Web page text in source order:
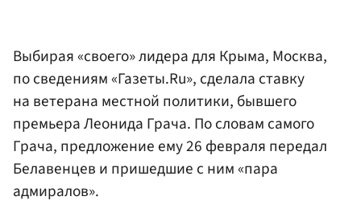
Выбирая «своего» лидера для Крыма, Москва,
по сведениям «Газеты.Ru», сделала ставку
на ветерана местной политики, бывшего
премьера Леонида Грача. По словам самого
Грача, предложение ему 26 февраля передал
Белавенцев и пришедшие с ним «пара
адмиралов».